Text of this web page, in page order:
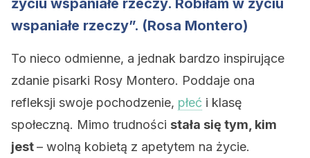
życiu wspaniałe rzeczy. Robiłam w życiu
wspaniałe rzeczy”. (Rosa Montero)
To nieco odmienne, a jednak bardzo inspirujące
zdanie pisarki Rosy Montero. Poddaje ona
refleksji swoje pochodzenie, płeć i klasę
społeczną. Mimo trudności stała się tym, kim
jest– wolną kobietą z apetytem na życie.